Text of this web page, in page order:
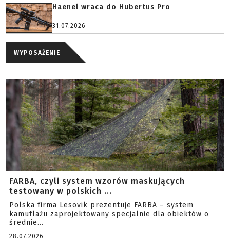
Haenel wraca do Hubertus Pro
31.07.2026
WYPOSAŻENIE
FARBA, czyli system wzorów maskujących
testowany w polskich ...
Polska firma Lesovik prezentuje FARBA – system
kamuflażu zaprojektowany specjalnie dla obiektów o
średnie...
28.07.2026